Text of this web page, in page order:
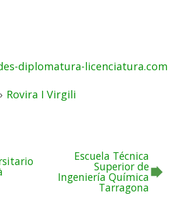
diplomatura-licenciatura.com
› Rovira I Virgili
Escuela Técnica
Superior de
Ingeniería Química
Tarragona